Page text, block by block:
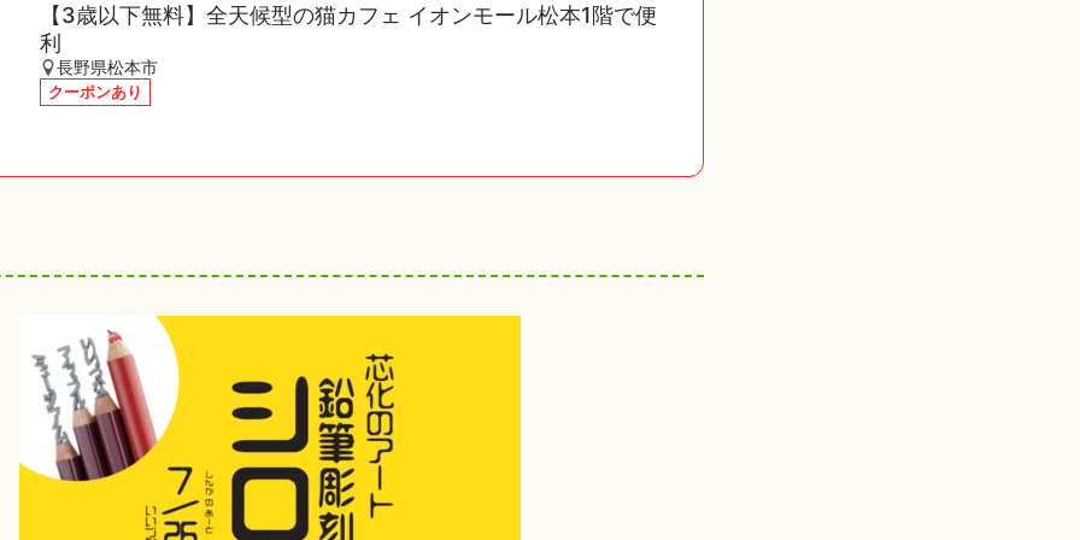
【3歳以下無料】全天候型の猫カフェ イオンモール松本1階で便
利
長野県松本市
クーポンあり